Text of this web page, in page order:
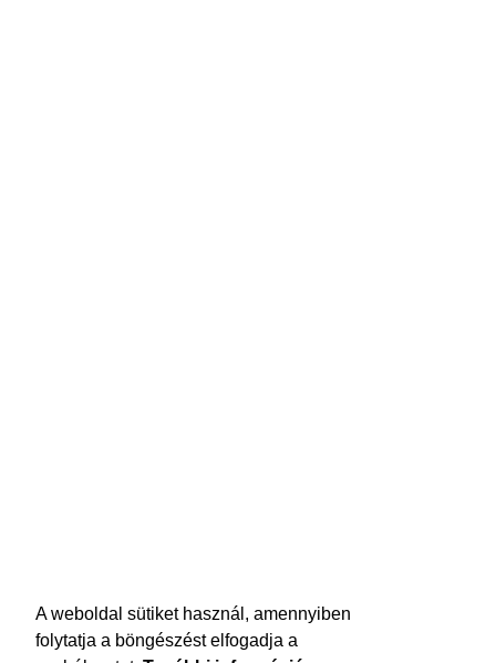
A weboldal sütiket használ, amennyiben
folytatja a böngészést elfogadja a